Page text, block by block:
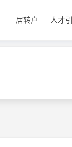
居转户 人才